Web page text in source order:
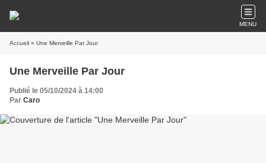
MENU
Accueil » Une Merveille Par Jour
Une Merveille Par Jour
Publié le 05/10/2024 à 14:00
Par Caro